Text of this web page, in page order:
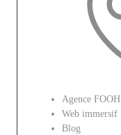
Agence FOOH
Web immersif
Blog